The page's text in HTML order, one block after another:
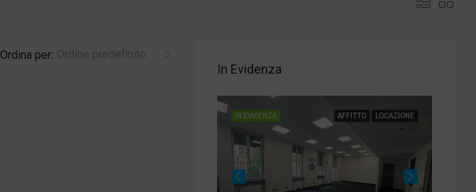
Ordina per: Ordine predefinito
In Evidenza
AFFITTO LOCAZIONE
IN EVIDENZA